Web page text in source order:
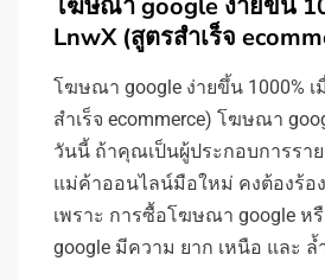
LnwX (สูตรสำเร็จ
โฆษณา google ง่ายขึ้น 1000% เ
สำเร็จ ecommerce) โฆษณา
วันนี้ ถ้าคุณเป็นผู้ประกอบการรา
แม่ค้าออนไลน์มือใหม่ คงต้องร้อง
เพราะ การซื้อโฆษณา google ห
google มีความ ยาก เหนือ และ